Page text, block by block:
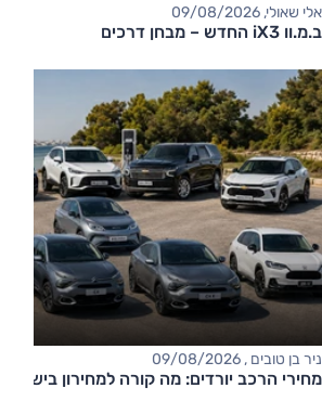
אלי שאולי, 09/08/2026
ב.מ.וו iX3 החדש – מבחן דרכים
ניר בן טובים , 09/08/2026
מחירי הרכב יורדים: מה קורה למחירון בישראל?